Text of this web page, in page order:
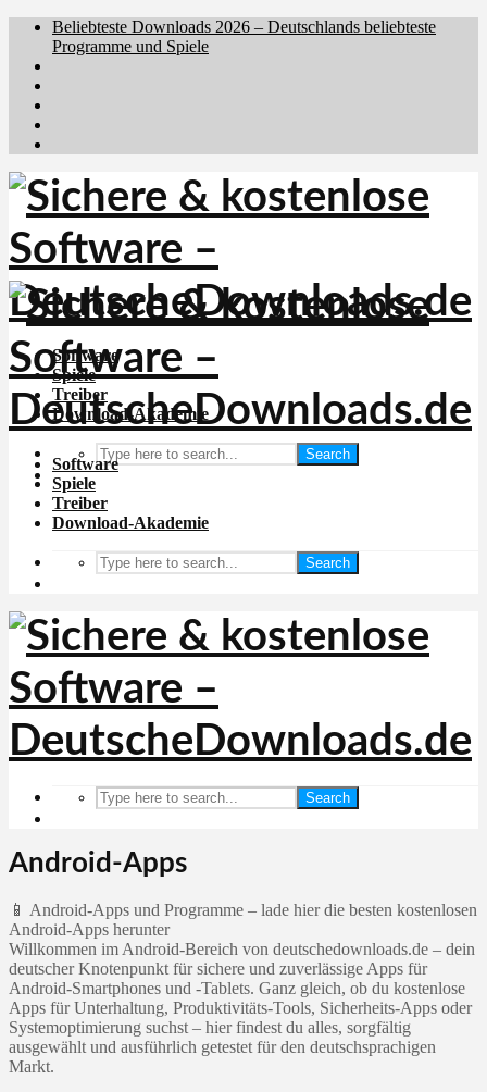
Beliebteste Downloads 2026 – Deutschlands beliebteste
Programme und Spiele
Software
Spiele
Treiber
Download-Akademie
Search
Software
Spiele
Treiber
Download-Akademie
Search
Search
Android-Apps
📱 Android-Apps und Programme – lade hier die besten kostenlosen
Android-Apps herunter
Willkommen im Android-Bereich von deutschedownloads.de – dein
deutscher Knotenpunkt für sichere und zuverlässige Apps für
Android-Smartphones und -Tablets. Ganz gleich, ob du kostenlose
Apps für Unterhaltung, Produktivitäts-Tools, Sicherheits-Apps oder
Systemoptimierung suchst – hier findest du alles, sorgfältig
ausgewählt und ausführlich getestet für den deutschsprachigen
Markt.